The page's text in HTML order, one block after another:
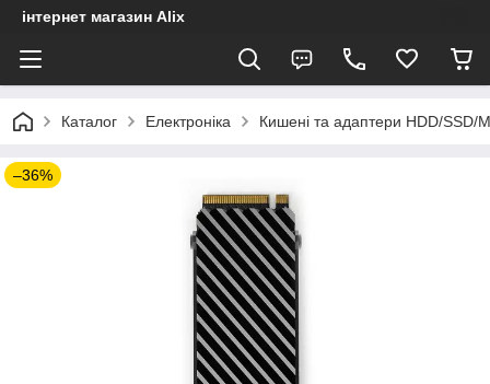
інтернет магазин Alix
Каталог Електроніка Кишені та адаптери HDD/SSD/
–36%